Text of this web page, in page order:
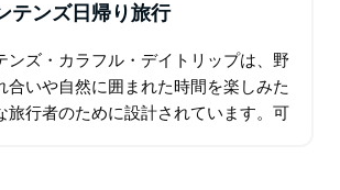
テンズ日帰り旅行
ンズ・カラフル・デイトリップは、野
合いや自然に囲まれた時間を楽しみた
旅行者のために設計されています。可